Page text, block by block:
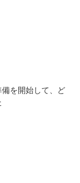
を開始して、ど